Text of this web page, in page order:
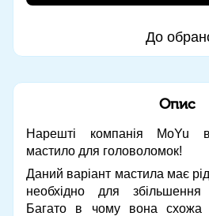
До
Опис
Нарешті компанія MoYu
мастило для головоломок!
Даний варіант мастила має
необхідно для збільшення
Багато в чому вона схожа